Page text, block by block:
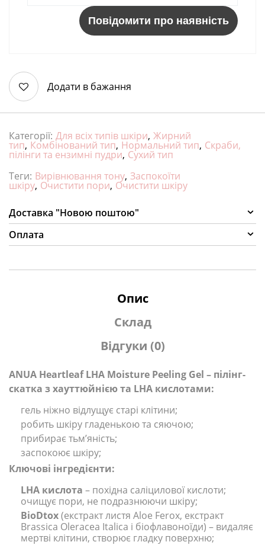
Повідомити про наявність
Додати в бажання
Категорії: Для всіх типів шкіри, Жирний
тип, Комбінований тип, Нормальний тип, Скраби,
пілінги та ензимні пудри, Сухий тип
Теги: Вирівнювання тону, Заспокоїти
шкіру, Очистити пори, Очистити шкіру
Доставка "Новою поштою"
Оплата
Опис
Склад
Відгуки (0)
ANUA Heartleaf LHA Moisture Peeling Gel – пілінг-
скатка з хауттюйнією та LHA кислотами:
гель ніжно відлущує старі клітини;
робить шкіру гладенькою та сяючою;
прибирає тьмʼяність;
заспокоює шкіру;
Ключові інгредієнти:
LHA кислота – похідна саліцилової кислоти;
очищує пори, не подразнюючи шкіру;
BioDtox(екстракт листя Aloe Ferox, екстракт
Brassica Oleracea Italica і біофлавоноїди) – видаляє
мертві клітини, створює гладку поверхню;